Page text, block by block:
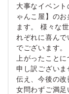
大事なイベン
ゃんこ屋】の
ます。 様々な
れぞれに喜ん
でございます
上がったこと
申し訳ござい
伝え、今後の
女問わずご満足